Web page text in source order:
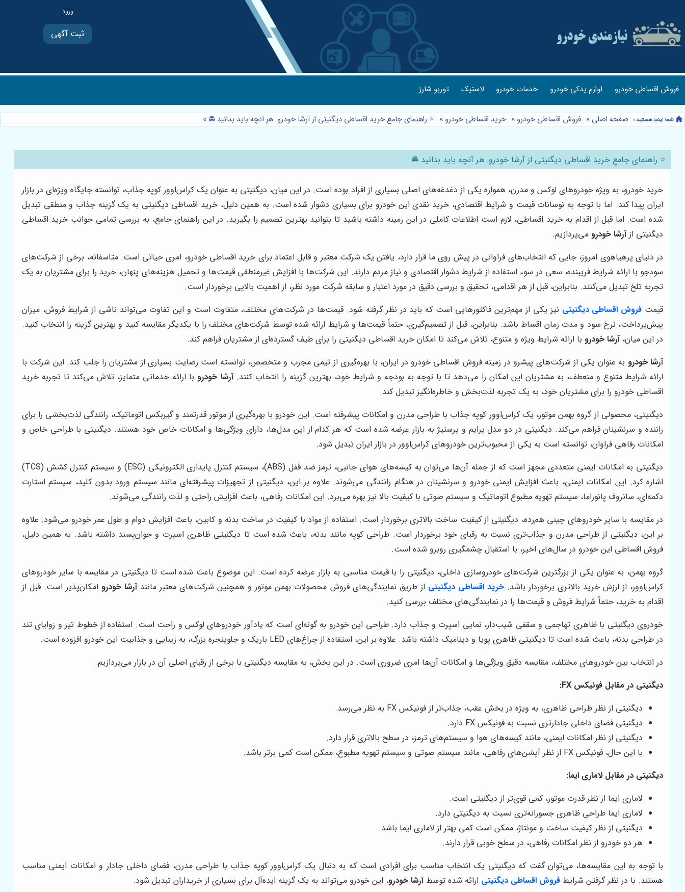
ثبت آگهی
فروش اقساطی خودرو لوازم یدکی خودرو خدمات خودرو لاستیک توربو شارژ
صفحه اصلی » فروش اقساطی خودرو » خرید اقساطی خودرو » ⭐️ راهنمای جامع خرید اقساطی دیگنیتی از آرشا خودرو: هر آنچه باید بدانید 🚘»
⭐️ راهنمای جامع خرید اقساطی دیگنیتی از آرشا خودرو: هر آنچه باید بدانید 🚘
خرید خودرو، به ویژه خودروهای لوکس و مدرن، همواره یکی از دغدغه‌های اصلی بسیاری از افراد بوده است. در این میان، دیگنیتی به عنوان یک کراس‌اوور کوپه جذاب، توانسته جایگاه ویژه‌ای در بازار
ایران پیدا کند. اما با توجه به نوسانات قیمت و شرایط اقتصادی، خرید نقدی این خودرو برای بسیاری دشوار شده است. به همین دلیل، خرید اقساطی دیگنیتی به یک گزینه جذاب و منطقی تبدیل
شده است. اما قبل از اقدام به خرید اقساطی، لازم است اطلاعات کاملی در این زمینه داشته باشید تا بتوانید بهترین تصمیم را بگیرید. در این راهنمای جامع، به بررسی تمامی جوانب خرید اقساطی
دیگنیتی ازآرشا خودرومی‌پردازیم.
در دنیای پرهیاهوی امروز، جایی که انتخاب‌های فراوانی در پیش روی ما قرار دارد، یافتن یک شرکت معتبر و قابل اعتماد برای خرید اقساطی خودرو، امری حیاتی است. متاسفانه، برخی از شرکت‌های
سودجو با ارائه شرایط فریبنده، سعی در سوء استفاده از شرایط دشوار اقتصادی و نیاز مردم دارند. این شرکت‌ها با افزایش غیرمنطقی قیمت‌ها و تحمیل هزینه‌های پنهان، خرید را برای مشتریان به یک
تجربه تلخ تبدیل می‌کنند. بنابراین، قبل از هر اقدامی، تحقیق و بررسی دقیق در مورد اعتبار و سابقه شرکت مورد نظر، از اهمیت بالایی برخوردار است.
قیمت فروش اقساطی دیگنیتی نیز یکی از مهم‌ترین فاکتورهایی است که باید در نظر گرفته شود. قیمت‌ها در شرکت‌های مختلف، متفاوت است و این تفاوت می‌تواند ناشی از شرایط فروش، میزان
پیش‌پرداخت، نرخ سود و مدت زمان اقساط باشد. بنابراین، قبل از تصمیم‌گیری، حتماً قیمت‌ها و شرایط ارائه شده توسط شرکت‌های مختلف را با یکدیگر مقایسه کنید و بهترین گزینه را انتخاب کنید.
در این میان،آرشا خودروبا ارائه شرایط ویژه و متنوع، تلاش می‌کند تا امکان خرید اقساطی دیگنیتی را برای طیف گسترده‌ای از مشتریان فراهم کند.
آرشا خودرو به عنوان یکی از شرکت‌های پیشرو در زمینه فروش اقساطی خودرو در ایران، با بهره‌گیری از تیمی مجرب و متخصص، توانسته است رضایت بسیاری از مشتریان را جلب کند. این شرکت با
ارائه شرایط متنوع و منعطف، به مشتریان این امکان را می‌دهد تا با توجه به بودجه و شرایط خود، بهترین گزینه را انتخاب کنند.آرشا خودروبا ارائه خدماتی متمایز، تلاش می‌کند تا تجربه خرید
اقساطی خودرو را برای مشتریان خود، به یک تجربه لذت‌بخش و خاطره‌انگیز تبدیل کند.
دیگنیتی، محصولی از گروه بهمن موتور، یک کراس‌اوور کوپه جذاب با طراحی مدرن و امکانات پیشرفته است. این خودرو با بهره‌گیری از موتور قدرتمند و گیربکس اتوماتیک، رانندگی لذت‌بخشی را برای
راننده و سرنشینان فراهم می‌کند. دیگنیتی در دو مدل پرایم و پرستیژ به بازار عرضه شده است که هر کدام از این مدل‌ها، دارای ویژگی‌ها و امکانات خاص خود هستند. دیگنیتی با طراحی خاص و
امکانات رفاهی فراوان، توانسته است به یکی از محبوب‌ترین خودروهای کراس‌اوور در بازار ایران تبدیل شود.
دیگنیتی به امکانات ایمنی متعددی مجهز است که از جمله آن‌ها می‌توان به کیسه‌های هوای جانبی، ترمز ضد قفل (ABS)، سیستم کنترل پایداری الکترونیکی (ESC) و سیستم کنترل کشش (TCS)
اشاره کرد. این امکانات ایمنی، باعث افزایش ایمنی خودرو و سرنشینان در هنگام رانندگی می‌شوند. علاوه بر این، دیگنیتی از تجهیزات پیشرفته‌ای مانند سیستم ورود بدون کلید، سیستم استارت
دکمه‌ای، سانروف پانوراما، سیستم تهویه مطبوع اتوماتیک و سیستم صوتی با کیفیت بالا نیز بهره می‌برد. این امکانات رفاهی، باعث افزایش راحتی و لذت رانندگی می‌شوند.
در مقایسه با سایر خودروهای چینی هم‌رده، دیگنیتی از کیفیت ساخت بالاتری برخوردار است. استفاده از مواد با کیفیت در ساخت بدنه و کابین، باعث افزایش دوام و طول عمر خودرو می‌شود. علاوه
بر این، دیگنیتی از طراحی مدرن و جذاب‌تری نسبت به رقبای خود برخوردار است. طراحی کوپه مانند بدنه، باعث شده است تا دیگنیتی ظاهری اسپرت و جوان‌پسند داشته باشد. به همین دلیل،
فروش اقساطی این خودرو در سال‌های اخیر، با استقبال چشمگیری روبرو شده است.
گروه بهمن، به عنوان یکی از بزرگترین شرکت‌های خودروسازی داخلی، دیگنیتی را با قیمت مناسبی به بازار عرضه کرده است. این موضوع باعث شده است تا دیگنیتی در مقایسه با سایر خودروهای
کراس‌اوور، از ارزش خرید بالاتری برخوردار باشد.خرید اقساطی دیگنیتی از طریق نمایندگی‌های فروش محصولات بهمن موتور و همچنین شرکت‌های معتبر مانندآرشا خودروامکان‌پذیر است. قبل از
اقدام به خرید، حتماً شرایط فروش و قیمت‌ها را در نمایندگی‌های مختلف بررسی کنید.
خودروی دیگنیتی با ظاهری تهاجمی و سقفی شیب‌دار، نمایی اسپرت و جذاب دارد. طراحی این خودرو به گونه‌ای است که یادآور خودروهای لوکس و راحت است. استفاده از خطوط تیز و زوایای تند
در طراحی بدنه، باعث شده است تا دیگنیتی ظاهری پویا و دینامیک داشته باشد. علاوه بر این، استفاده از چراغ‌های LED باریک و جلوپنجره بزرگ، به زیبایی و جذابیت این خودرو افزوده است.
در انتخاب بین خودروهای مختلف، مقایسه دقیق ویژگی‌ها و امکانات آن‌ها امری ضروری است. در این بخش، به مقایسه دیگنیتی با برخی از رقبای اصلی آن در بازار می‌پردازیم:
دیگنیتی در مقابل فونیکس FX:
دیگنیتی از نظر طراحی ظاهری، به ویژه در بخش عقب، جذاب‌تر از فونیکس FX به نظر می‌رسد.
دیگنیتی فضای داخلی جادارتری نسبت به فونیکس FX دارد.
دیگنیتی از نظر امکانات ایمنی، مانند کیسه‌های هوا و سیستم‌های ترمز، در سطح بالاتری قرار دارد.
با این حال، فونیکس FX از نظر آپشن‌های رفاهی، مانند سیستم صوتی و سیستم تهویه مطبوع، ممکن است کمی برتر باشد.
دیگنیتی در مقابل لاماری ایما:
لاماری ایما از نظر قدرت موتور، کمی قوی‌تر از دیگنیتی است.
لاماری ایما طراحی ظاهری جسورانه‌تری نسبت به دیگنیتی دارد.
دیگنیتی از نظر کیفیت ساخت و مونتاژ، ممکن است کمی بهتر از لاماری ایما باشد.
هر دو خودرو از نظر امکانات رفاهی، در سطح خوبی قرار دارند.
با توجه به این مقایسه‌ها، می‌توان گفت که دیگنیتی یک انتخاب مناسب برای افرادی است که به دنبال یک کراس‌اوور کوپه جذاب با طراحی مدرن، فضای داخلی جادار و امکانات ایمنی مناسب
هستند. با در نظر گرفتن شرایط فروش اقساطی دیگنیتی ارائه شده توسطآرشا خودرو، این خودرو می‌تواند به یک گزینه ایده‌آل برای بسیاری از خریداران تبدیل شود.